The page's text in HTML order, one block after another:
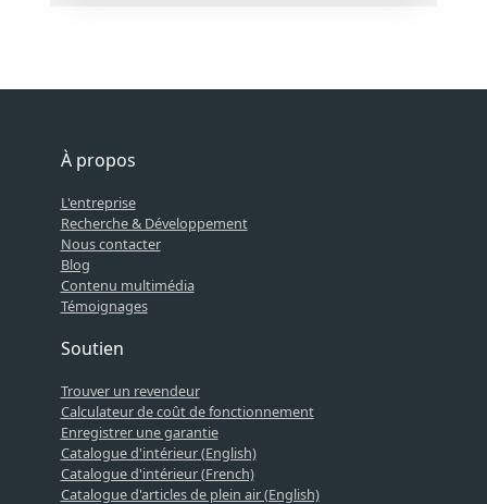
À propos
L'entreprise
Recherche & Développement
Nous contacter
Blog
Contenu multimédia
Témoignages
Soutien
Trouver un revendeur
Calculateur de coût de fonctionnement
Enregistrer une garantie
Catalogue d'intérieur (English)
Catalogue d'intérieur (French)
Catalogue d'articles de plein air (English)